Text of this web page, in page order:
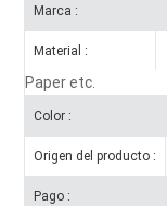
Marca :
Material :
Paper etc.
Color :
Origen del producto :
Pago :